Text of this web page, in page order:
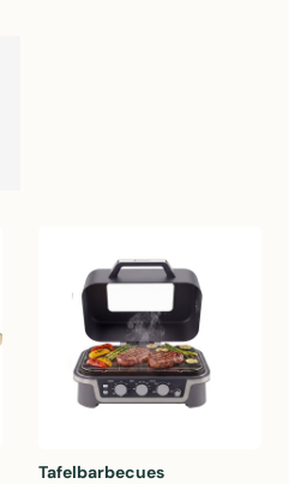
Tafelbarbecues